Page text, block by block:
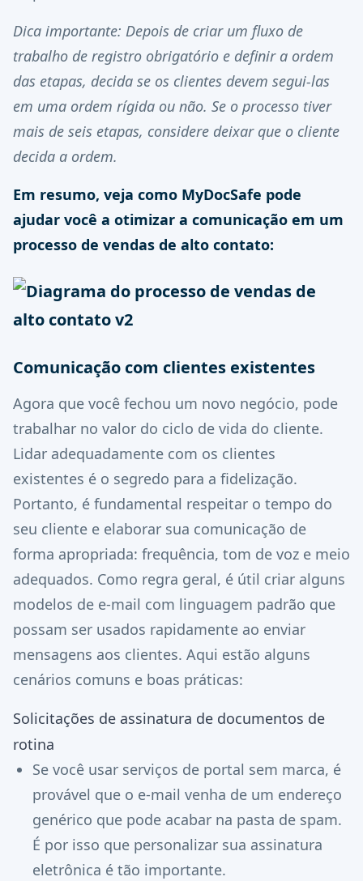
Dica importante: Depois de criar um fluxo de
trabalho de registro obrigatório e definir a ordem
das etapas, decida se os clientes devem segui-las
em uma ordem rígida ou não. Se o processo tiver
mais de seis etapas, considere deixar que o cliente
decida a ordem.
Em resumo, veja como MyDocSafe pode
ajudar você a otimizar a comunicação em um
processo de vendas de alto contato:
Comunicação com clientes existentes
Agora que você fechou um novo negócio, pode
trabalhar no valor do ciclo de vida do cliente.
Lidar adequadamente com os clientes
existentes é o segredo para a fidelização.
Portanto, é fundamental respeitar o tempo do
seu cliente e elaborar sua comunicação de
forma apropriada: frequência, tom de voz e meio
adequados. Como regra geral, é útil criar alguns
modelos de e-mail com linguagem padrão que
possam ser usados rapidamente ao enviar
mensagens aos clientes. Aqui estão alguns
cenários comuns e boas práticas:
Solicitações de assinatura de documentos de
rotina
Se você usar serviços de portal sem marca, é
provável que o e-mail venha de um endereço
genérico que pode acabar na pasta de spam.
É por isso que personalizar sua assinatura
eletrônica é tão importante.